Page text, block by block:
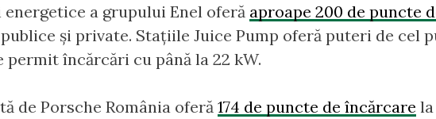
a grupului Enel oferă aproape 200 de puncte
și private. Stațiile Juice Pump oferă puteri de cel
încărcări cu până la 22 kW.
de Porsche România oferă 174 de puncte de încărcare